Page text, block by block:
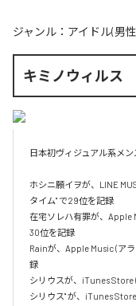
ジャンル： アイドル(男
キミノウィルス
日本初ヴィジュアル系メン
ホシニ願イヲが、LINE
タイム" で29位を記録
在宅ソレハ有罪が、Apple
30位を記録
Rainが、Apple Music (ア
録
シリウスが、iTunes Store
シリウス" が、iTunes